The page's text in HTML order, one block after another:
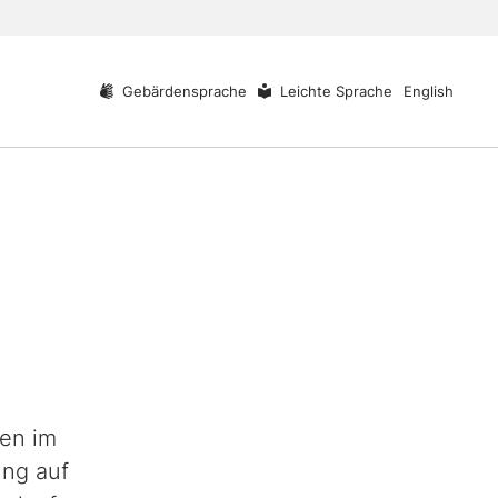
Gebärdensprache Leichte Sprache English
im
auf